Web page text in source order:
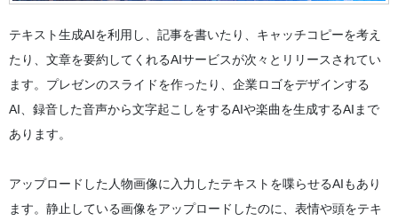
テキスト生成AIを利用し、記事を書いたり、キャッチコピーを考え
たり、文章を要約してくれるAIサービスが次々とリリースされてい
ます。プレゼンのスライドを作ったり、企業ロゴをデザインする
AI、録音した音声から文字起こしをするAIや楽曲を生成するAIまで
あります。
アップロードした人物画像に入力したテキストを喋らせるAIもあり
ます。静止している画像をアップロードしたのに、表情や頭をテキ